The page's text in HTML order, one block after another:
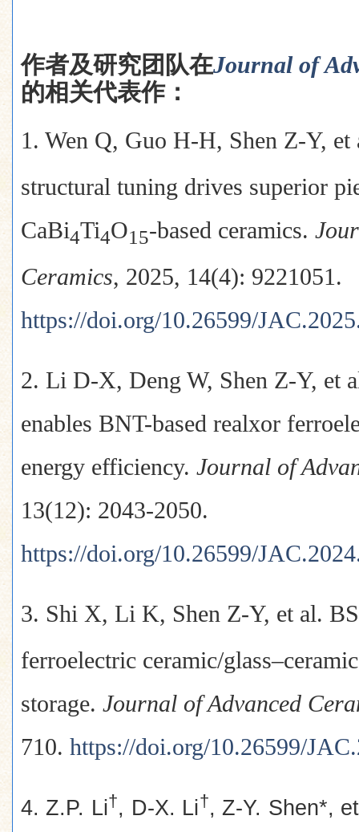
作者及研究团队在Journal of
的相关代表作：
1. Wen Q, Guo H-H, Shen Z-Y,
structural tuning drives superior
CaBi4Ti4O15-based ceramics.
Ceramics, 2025, 14(4): 9221051.
https://doi.org/10.26599/
2. Li D-X, Deng W, Shen Z-Y, et
enables BNT-based realxor
energy efficiency. Journal of
13(12): 2043-2050.
https://doi.org/10.26599/
3. Shi X, Li K, Shen Z-Y, et al. BS
ferroelectric ceramic/
storage. Journal of Advanced
710. https://doi.org/10.26599/
4. Z.P. Li†, D-X. Li†, Z-Y. Shen*,